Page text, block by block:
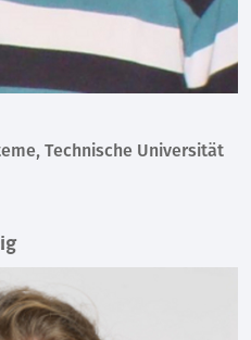
Technische Universität